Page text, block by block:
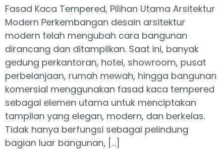
Fasad Kaca Tempered, Pilihan Utama Arsitektur
Modern Perkembangan desain arsitektur
modern telah mengubah cara bangunan
dirancang dan ditampilkan. Saat ini, banyak
gedung perkantoran, hotel, showroom, pusat
perbelanjaan, rumah mewah, hingga bangunan
komersial menggunakan fasad kaca tempered
sebagai elemen utama untuk menciptakan
tampilan yang elegan, modern, dan berkelas.
Tidak hanya berfungsi sebagai pelindung
bagian luar bangunan, […]